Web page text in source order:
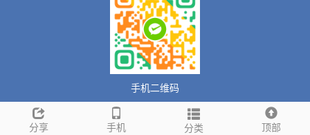
分享 手机 分类 顶部
手机二维码